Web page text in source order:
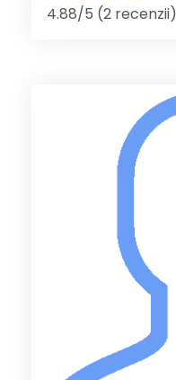
4.88/5 (2 recenzii)